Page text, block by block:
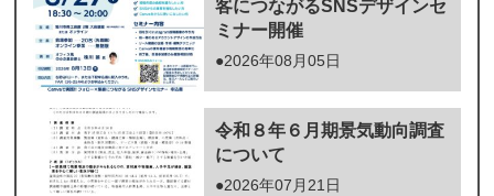
客につながるSNSデザインセ
ミナー開催
●2026年08月05日
令和８年６月期景気動向調査
について
●2026年07月21日